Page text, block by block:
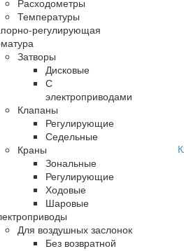
Расходометры
Температуры
регулирующая
Затворы
Дисковые
С
электроприводами
Клапаны
Регулирующие
Седельные
Краны
Зональные
Регулирующие
Ходовые
Шаровые
Для воздушных заслонок
Без возвратной